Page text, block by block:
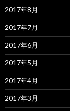
2017年8月
2017年7月
2017年6月
2017年5月
2017年4月
2017年3月